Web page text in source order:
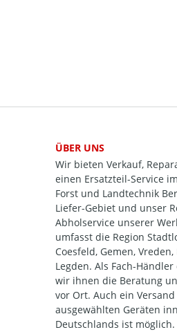
ÜBER UNS
Wir bieten Verkauf,
einen Ersatzteil-Service
Forst und Landtechnik
Liefer-Gebiet und unser
Abholservice unserer
umfasst die Region
Coesfeld, Gemen, Vreden,
Legden. Als Fach-
wir ihnen die Beratung
vor Ort. Auch ein Versand
ausgewählten Geräten
Deutschlands ist möglich.